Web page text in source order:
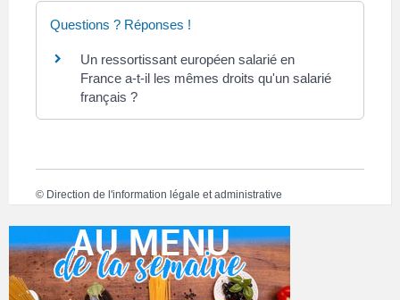
Questions ? Réponses !
Un ressortissant européen salarié en
France a-t-il les mêmes droits qu'un salarié
français ?
© Direction de l'information légale et administrative